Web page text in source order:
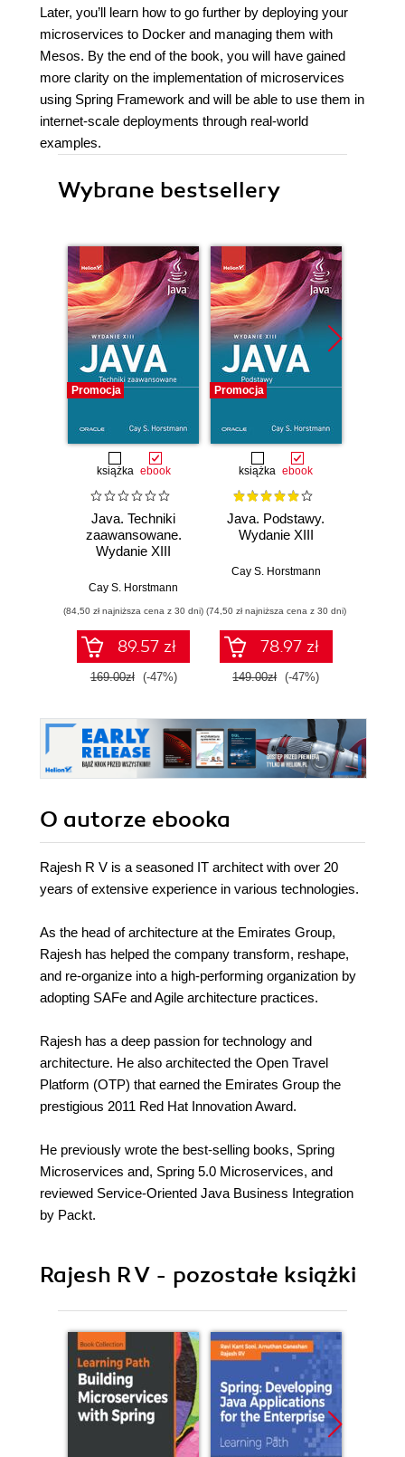
Later, you’ll learn how to go further by deploying your
microservices to Docker and managing them with
Mesos. By the end of the book, you will have gained
more clarity on the implementation of microservices
using Spring Framework and will be able to use them in
internet-scale deployments through real-world
examples.
Wybrane bestsellery
Promocja
książka ebook
Java. Techniki
zaawansowane.
Wydanie XIII
Cay S. Horstmann
(84,50 zł najniższa cena z 30 dni)
89.57 zł
169.00zł (-47%)
Promocja
książka ebook
Java. Podstawy.
Wydanie XIII
Cay S. Horstmann
(74,50 zł najniższa cena z 30 dni)
78.97 zł
149.00zł (-47%)
O autorze ebooka
Rajesh R V is a seasoned IT architect with over 20
years of extensive experience in various technologies.
As the head of architecture at the Emirates Group,
Rajesh has helped the company transform, reshape,
and re-organize into a high-performing organization by
adopting SAFe and Agile architecture practices.
Rajesh has a deep passion for technology and
architecture. He also architected the Open Travel
Platform (OTP) that earned the Emirates Group the
prestigious 2011 Red Hat Innovation Award.
He previously wrote the best-selling books, Spring
Microservices and, Spring 5.0 Microservices, and
reviewed Service-Oriented Java Business Integration
by Packt.
Rajesh R V - pozostałe książki